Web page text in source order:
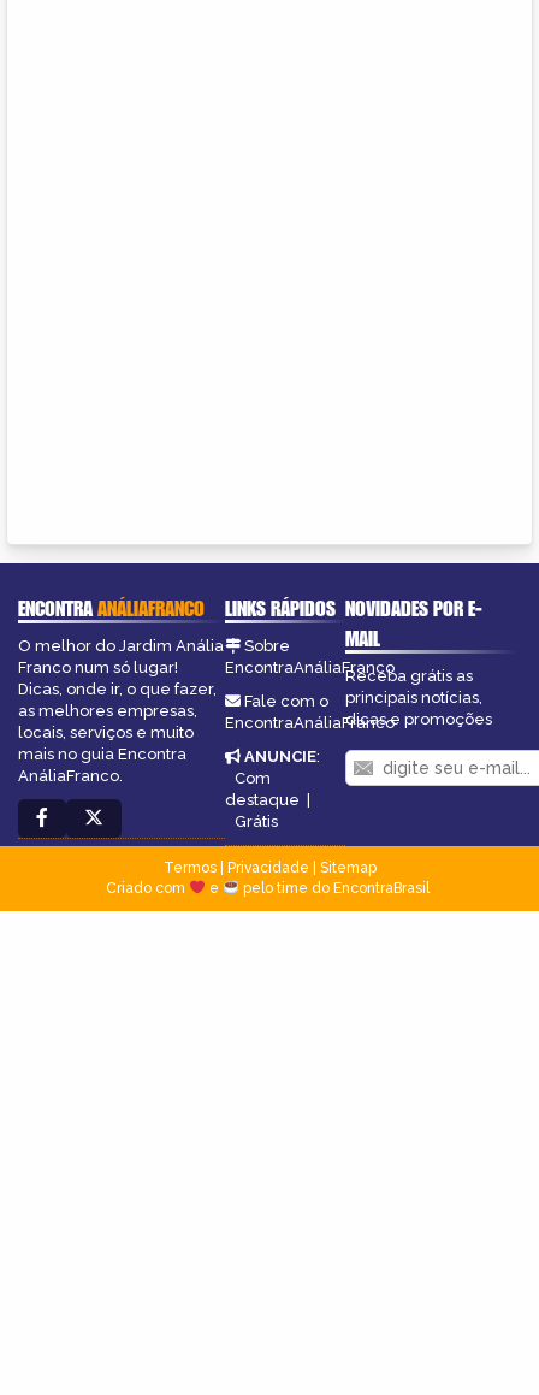
ENCONTRAANÁLIAFRANCO
O melhor do Jardim Anália
Franco num só lugar!
Dicas, onde ir, o que fazer,
as melhores empresas,
locais, serviços e muito
mais no guia Encontra
AnáliaFranco.
LINKS RÁPIDOS
Sobre
EncontraAnáliaFranco
Fale com o
EncontraAnáliaFranco
ANUNCIE:
Com
destaque |
Grátis
NOVIDADES POR E-
MAIL
Receba grátis as
principais notícias,
dicas e promoções
Termos| Privacidade
Sitemap
Criado com
e pelo time do EncontraBrasil